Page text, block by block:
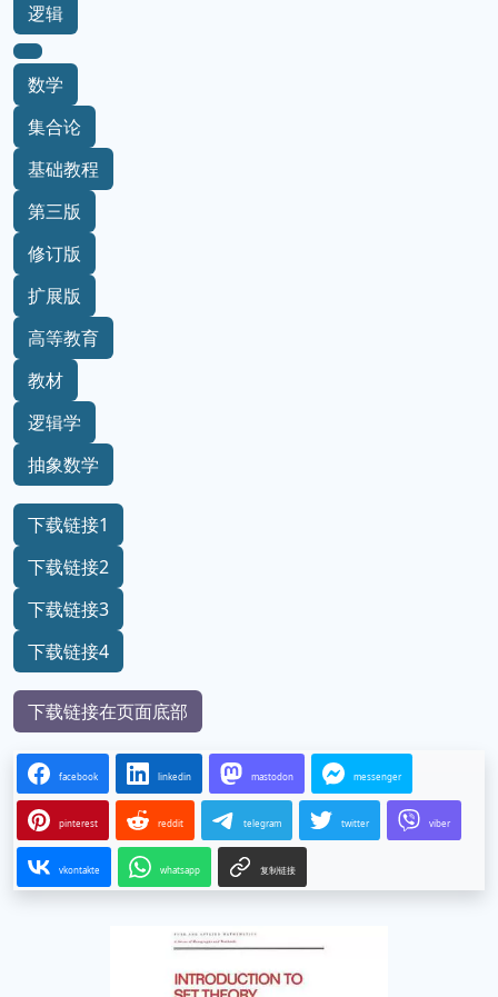
逻辑
数学
集合论
基础教程
第三版
修订版
扩展版
高等教育
教材
逻辑学
抽象数学
下载链接1
下载链接2
下载链接3
下载链接4
下载链接在页面底部
facebook linkedin mastodon messenger
pinterest reddit telegram twitter viber
vkontakte whatsapp 复制链接